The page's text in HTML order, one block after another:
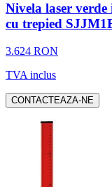
Nivela laser
cu trepied
3.624 RON
TVA inclus
CONTACTEAZA-NE